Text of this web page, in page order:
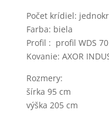
Počet krídiel:
Farba: biela
Profil : profil WDS 70
Kovanie: AXOR
Rozmery:
šírka 95 cm
výška 205 cm